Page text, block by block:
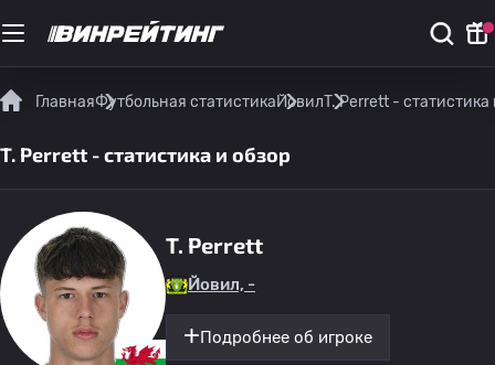
ГлавнаяФутбольная статистикаЙовилT. Perrett - статистика
T. Perrett - статистика и обзор
T. Perrett
Йовил, -
Подробнее об игроке